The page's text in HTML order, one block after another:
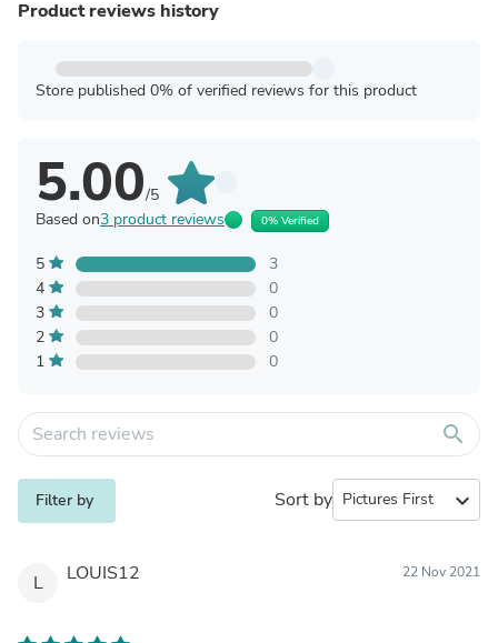
Product reviews history
Store published 0% of verified reviews for this product
5.00/5
Based on3 product reviews 0% Verified
5
3
4
0
3
0
2
0
1
0
search
Filter by Sort by expand_more
L LOUIS12 22 Nov 2021